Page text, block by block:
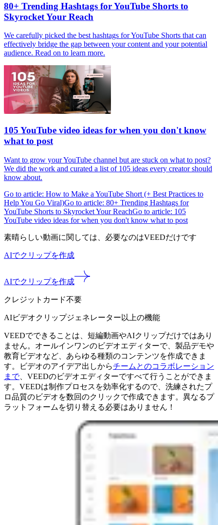
80+ Trending Hashtags for YouTube Shorts to
Skyrocket Your Reach
We carefully picked the best hashtags for YouTube Shorts that can
effectively bridge the gap between your content and your potential
audience. Read on to learn more.
105 YouTube video ideas for when you don't know
what to post
Want to grow your YouTube channel but are stuck on what to post?
We did the work and curated a list of 105 ideas every creator should
know about.
Go to article: How to Make a YouTube Short (+ Best Practices to
Help You Go Viral)Go to article: 80+ Trending Hashtags for
YouTube Shorts to Skyrocket Your ReachGo to article: 105
YouTube video ideas for when you don't know what to post
素晴らしい動画に関しては、必要なのはVEEDだけです
AIでクリップを作成
AIでクリップを作成
クレジットカード不要
AIビデオクリップジェネレーター以上の機能
VEEDでできることは、短編動画やAIクリップだけではあり
ません。オールインワンのビデオエディターで、製品デモや
教育ビデオなど、あらゆる種類のコンテンツを作成できま
す。ビデオのアイデア出しからチームとのコラボレーション
まで、VEEDのビデオエディターですべて行うことができま
す。VEEDは制作プロセスを効率化するので、洗練されたプ
ロ品質のビデオを数回のクリックで作成できます。異なるプ
ラットフォームを切り替える必要はありません！